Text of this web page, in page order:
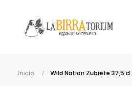
Inicio Wild Nation Zubiete 37,5 cl.